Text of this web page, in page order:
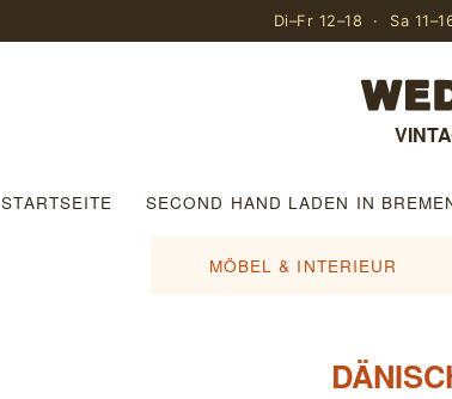
Di–Fr 12–18 · Sa
STARTSEITE SECOND HAND LADEN IN
MÖBEL & INTERIEUR